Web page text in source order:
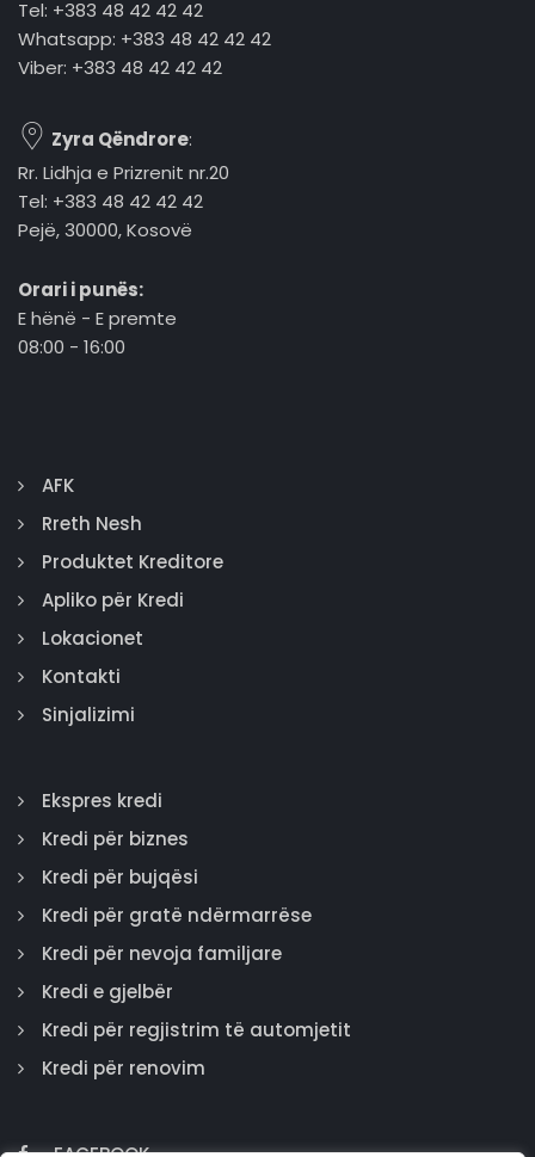
Tel: +383 48 42 42 42
Whatsapp: +383 48 42 42 42
Viber: +383 48 42 42 42
Zyra Qëndrore:
Rr. Lidhja e Prizrenit nr.20
Tel: +383 48 42 42 42
Pejë, 30000, Kosovë
Orari i punës:
E hënë - E premte
08:00 - 16:00
AFK
Rreth Nesh
Produktet Kreditore
Apliko për Kredi
Lokacionet
Kontakti
Sinjalizimi
Ekspres kredi
Kredi për biznes
Kredi për bujqësi
Kredi për gratë ndërmarrëse
Kredi për nevoja familjare
Kredi e gjelbër
Kredi për regjistrim të automjetit
Kredi për renovim